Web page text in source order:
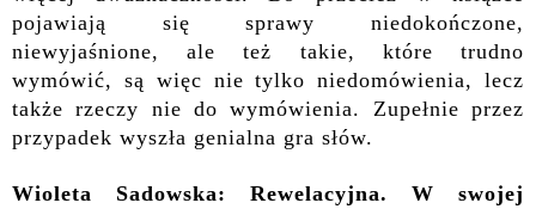
pojawiają się sprawy niedokończone,
niewyjaśnione, ale też takie, które trudno
wymówić, są więc nie tylko niedomówienia, lecz
także rzeczy nie do wymówienia. Zupełnie przez
przypadek wyszła genialna gra słów.
Wioleta Sadowska: Rewelacyjna. W swojej